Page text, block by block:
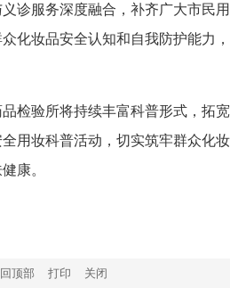
服务深度融合，补齐广大市民用
化妆品安全认知和自我防护能力，
验所将持续丰富科普形式，拓宽
用妆科普活动，切实筑牢群众化妆
康。
顶部 打印 关闭